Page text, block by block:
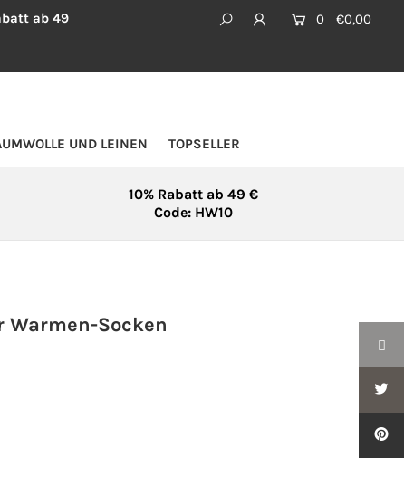
ab 49 0 €0,00
UND LEINEN TOPSELLER
10% Rabatt ab 49 €
Code: HW10
Warmen-Socken